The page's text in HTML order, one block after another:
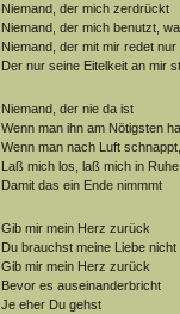
Niemand, der mich zerdrückt
Niemand, der mich benutzt,
Niemand, der mit mir redet
Der nur seine Eitelkeit an mir
Niemand, der nie da ist
Wenn man ihn am Nötigsten
Wenn man nach Luft
Laß mich los, laß mich in Ruhe
Damit das ein Ende nimmmt
Gib mir mein Herz zurück
Du brauchst meine Liebe nicht
Gib mir mein Herz zurück
Bevor es auseinanderbricht
Je eher Du gehst